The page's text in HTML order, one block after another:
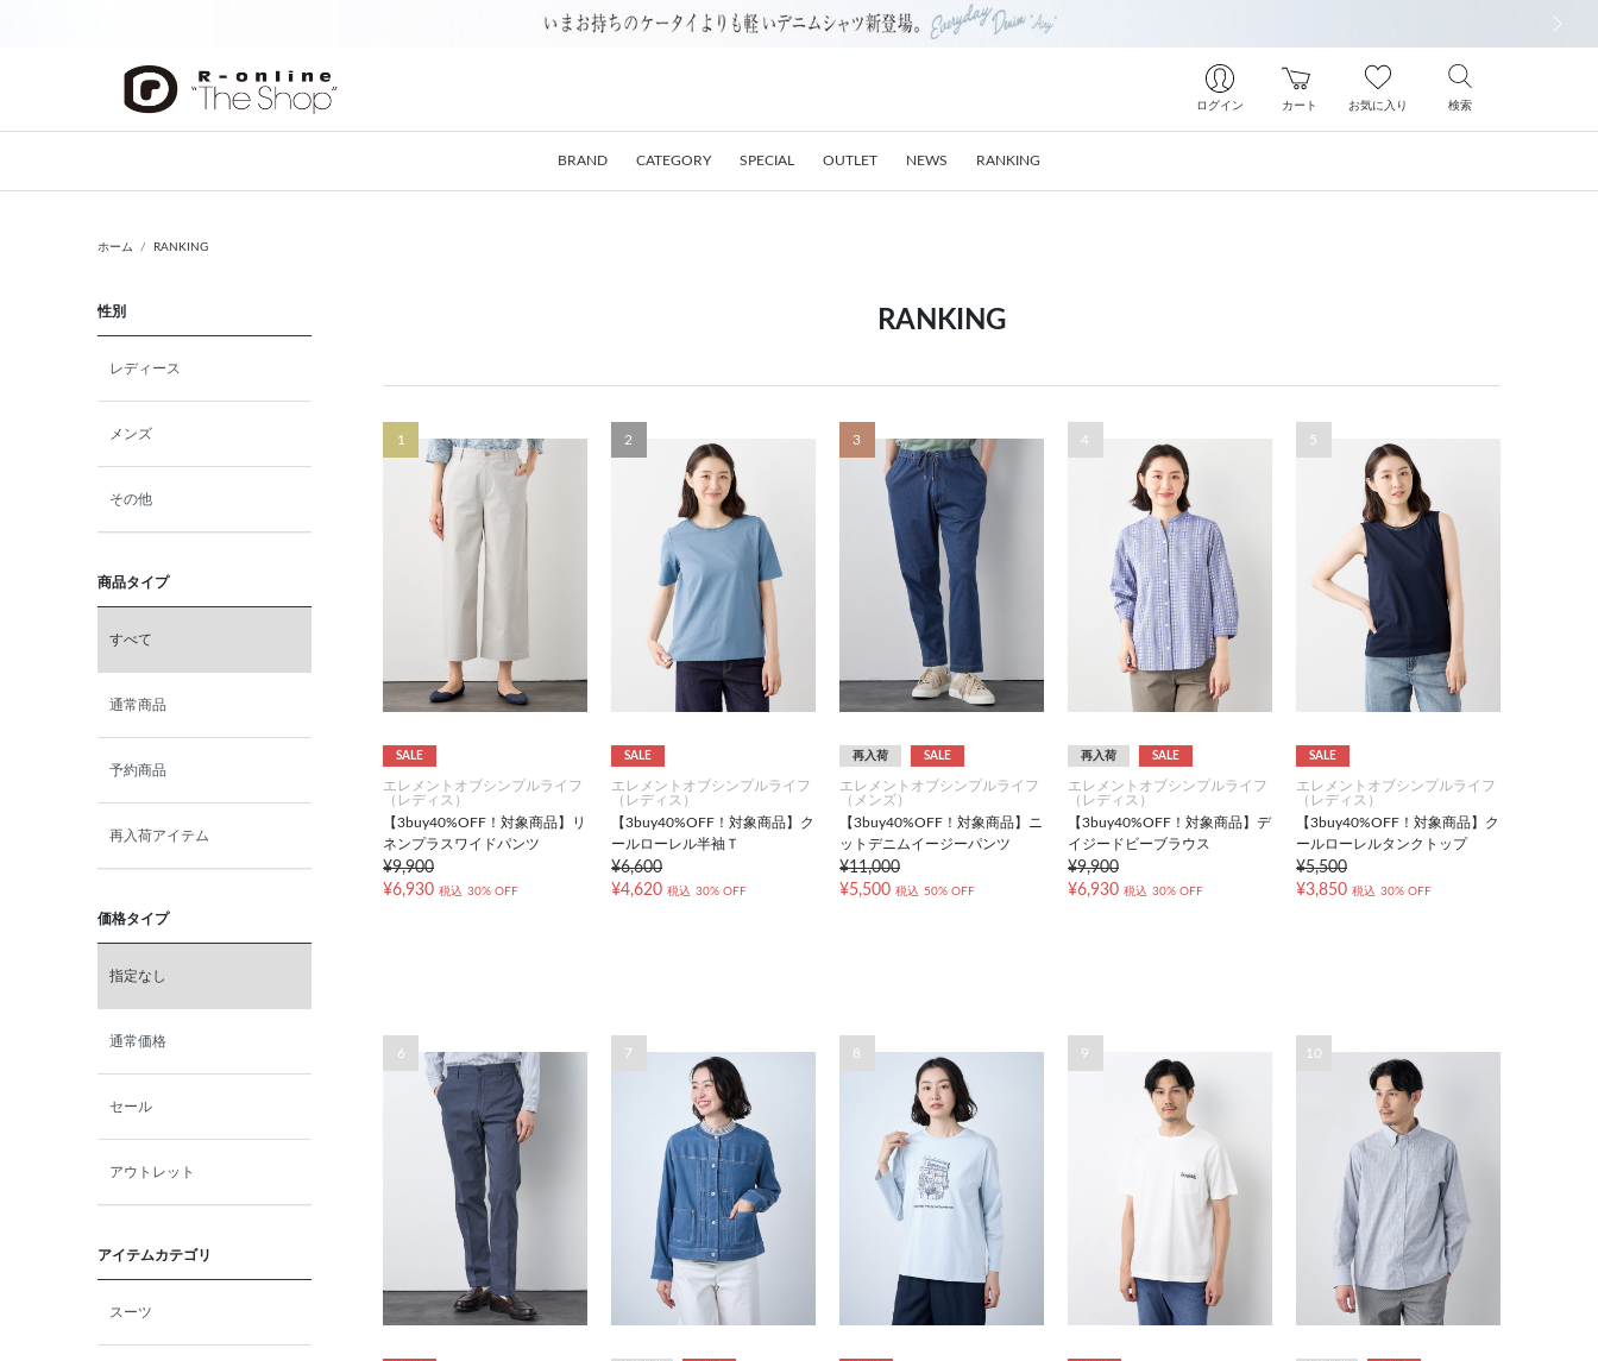
ログイン カート お気に入り 検索
BRAND CATEGORY SPECIAL OUTLET NEWS RANKING
ホーム RANKING
性別
レディース
メンズ
その他
商品タイプ
すべて
通常商品
予約商品
再入荷アイテム
価格タイプ
指定なし
通常価格
セール
アウトレット
アイテムカテゴリ
スーツ
RANKING
1
SALE
エレメントオブシンプルライフ
（レディス）
【3buy40%OFF！対象商品】リ
ネンプラスワイドパンツ
¥9,900
¥6,930 税込 30% OFF
2
SALE
エレメントオブシンプルライフ
（レディス）
【3buy40%OFF！対象商品】ク
ールローレル半袖Ｔ
¥6,600
¥4,620 税込 30% OFF
3
再入荷 SALE
エレメントオブシンプルライフ
（メンズ）
【3buy40%OFF！対象商品】ニ
ットデニムイージーパンツ
¥11,000
¥5,500 税込 50% OFF
4
再入荷 SALE
エレメントオブシンプルライフ
（レディス）
【3buy40%OFF！対象商品】デ
イジードビーブラウス
¥9,900
¥6,930 税込 30% OFF
5
SALE
エレメントオブシンプルライフ
（レディス）
【3buy40%OFF！対象商品】ク
ールローレルタンクトップ
¥5,500
¥3,850 税込 30% OFF
6 7 8 9 10